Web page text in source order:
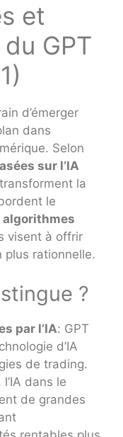
et
GPT
d’émerger
dans
Selon
sur l’IA
la
le
algorithmes
visent à offrir
plus rationnelle.
?
par l’IA: GPT
d’IA
de trading.
dans le
de grandes